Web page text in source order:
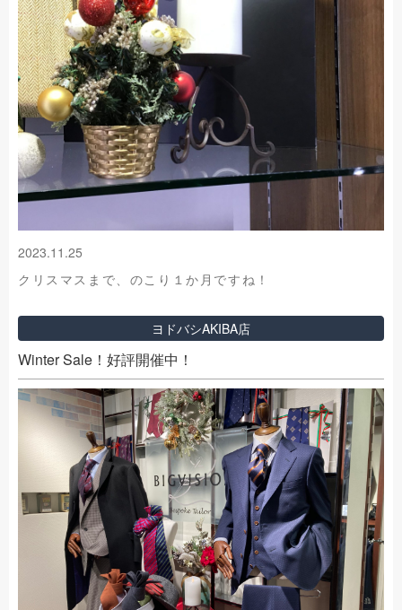
2023.11.25
クリスマスまで、のこり１か月ですね！
ヨドバシAKIBA店
Winter Sale！好評開催中！